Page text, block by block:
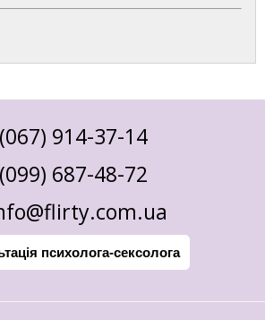
(067) 914-37-14
(099) 687-48-72
психолога-сексолога